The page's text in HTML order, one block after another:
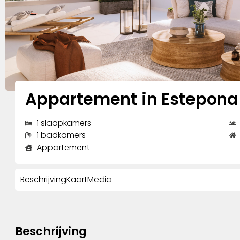
Appartement in Estepona
1 slaapkamers
1 badkamers
Appartement
BeschrijvingKaartMedia
Beschrijving